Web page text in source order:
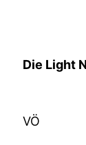
Die Light
VÖ